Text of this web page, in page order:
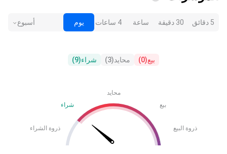
5 دقائق 30 دقيقة ساعة 4 ساعات يوم أسبوع
بيع(
0
) محايد(
3
) شراء(
9
)
محايد
بيع
شراء
ذروة البيع ذروة الشراء